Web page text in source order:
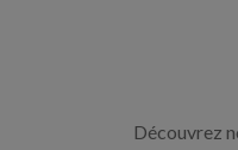
Découvrez